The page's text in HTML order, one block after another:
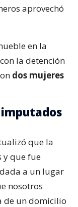
aprovechó
en la
la detención
dos mujeres
que la
y que fue
a un lugar
nosotros
de un domicilio